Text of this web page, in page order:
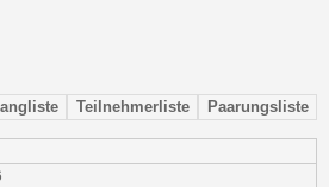
Teilnehmerliste Paarungsliste